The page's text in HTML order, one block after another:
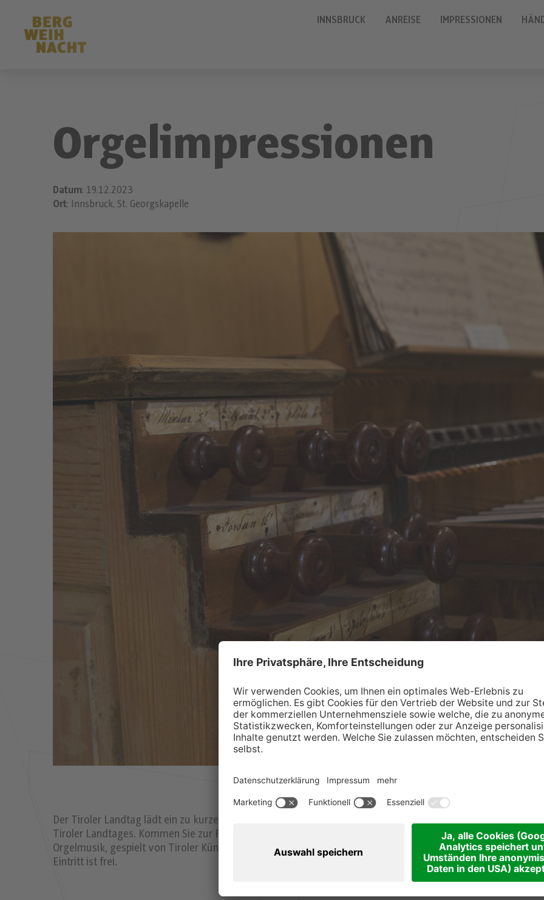
INNSBRUCK ANREISE IMPRESSIONEN
Orgelimpressionen
Datum: 19.12.2023
Ort: Innsbruck, St. Georgskapelle
Der Tiroler Landtag lädt ein zu kurzen Orgelimpressionen im Advent in der Georgskapelle des
Tiroler Landtages. Kommen Sie zur Ruhe und lassen Sie sich für eine halbe Stunde meditativ mit
Orgelmusik, gespielt von Tiroler Künstlern, auf die besinnlichste Zeit des Jahres einstimmen. Der
Eintritt ist frei.